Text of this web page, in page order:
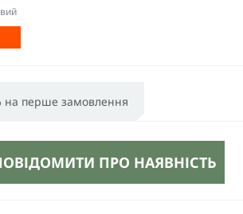
на перше замовлення
ПРО НАЯВНІСТЬ